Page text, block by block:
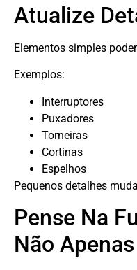
Atualize
Elementos simples
Exemplos:
Interruptores
Puxadores
Torneiras
Cortinas
Espelhos
Pequenos detalhes
Pense Na
Não